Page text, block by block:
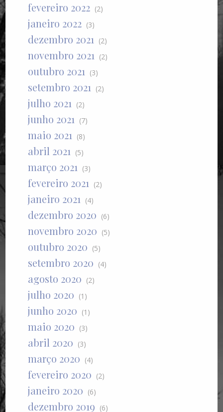
fevereiro 2022 (2)
janeiro 2022 (3)
dezembro 2021 (2)
novembro 2021 (2)
outubro 2021 (3)
setembro 2021 (2)
julho 2021 (2)
junho 2021 (7)
maio 2021 (8)
abril 2021 (5)
março 2021 (3)
fevereiro 2021 (2)
janeiro 2021 (4)
dezembro 2020 (6)
novembro 2020 (5)
outubro 2020 (5)
setembro 2020 (4)
agosto 2020 (2)
julho 2020 (1)
junho 2020 (1)
maio 2020 (3)
abril 2020 (3)
março 2020 (4)
fevereiro 2020 (2)
janeiro 2020 (6)
dezembro 2019 (6)